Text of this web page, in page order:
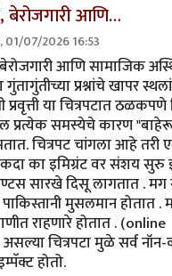
बेरोजगारी आणि…
01/07/2026 16:53
आणि सामाजिक
प्रश्नांचे खापर
प्रवृत्ती या चित्रपटात
प्रत्येक समस्येचे कारण
चित्रपट चांगला आहे तरी
का इमिग्रंट वर संशय
सारखे दिसू लागतात .
मुसलमान होतात .
राहणारे होतात .
चित्रपटा मुळे सर्व नॉन-
होतो.